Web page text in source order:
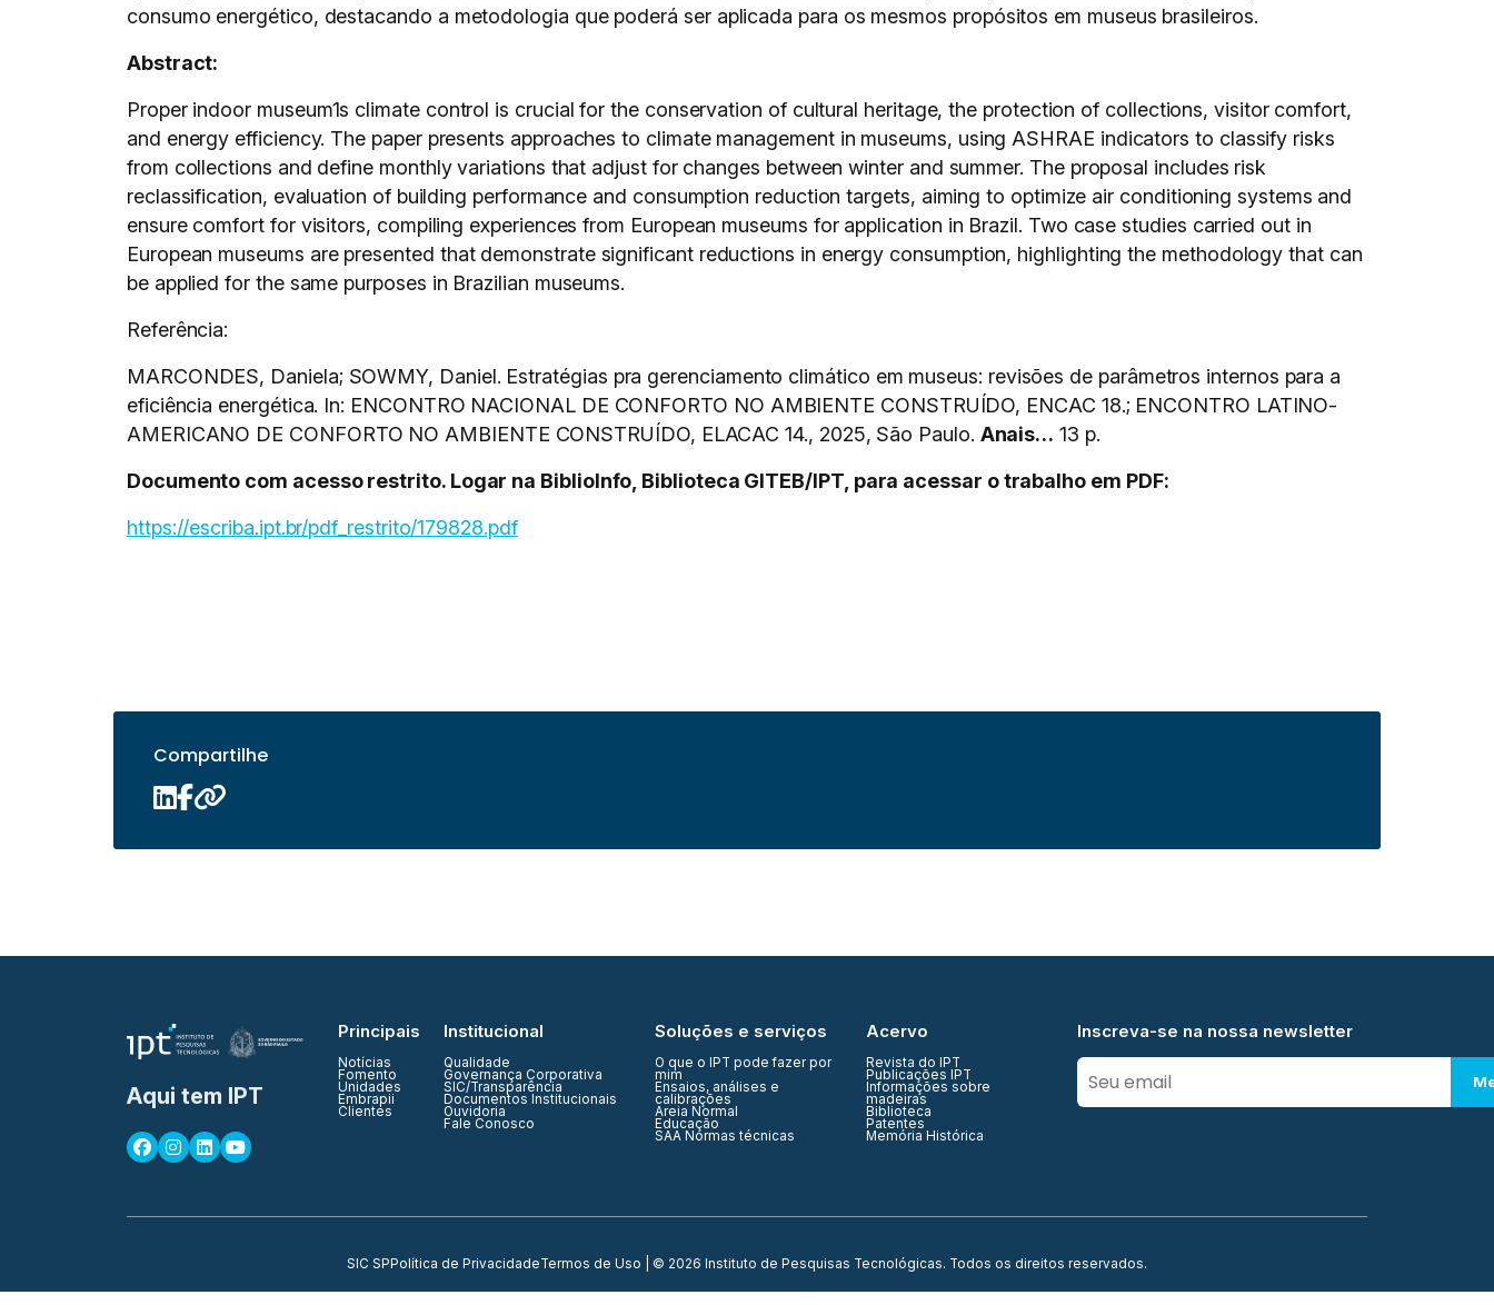
consumo energético, destacando a metodologia que poderá ser aplicada para os mesmos propósitos em museus brasileiros.
Abstract:
Proper indoor museum1s climate control is crucial for the conservation of cultural heritage, the protection of collections, visitor comfort,
and energy efficiency. The paper presents approaches to climate management in museums, using ASHRAE indicators to classify risks
from collections and define monthly variations that adjust for changes between winter and summer. The proposal includes risk
reclassification, evaluation of building performance and consumption reduction targets, aiming to optimize air conditioning systems and
ensure comfort for visitors, compiling experiences from European museums for application in Brazil. Two case studies carried out in
European museums are presented that demonstrate significant reductions in energy consumption, highlighting the methodology that can
be applied for the same purposes in Brazilian museums.
Referência:
MARCONDES, Daniela; SOWMY, Daniel. Estratégias pra gerenciamento climático em museus: revisões de parâmetros internos para a
eficiência energética. In: ENCONTRO NACIONAL DE CONFORTO NO AMBIENTE CONSTRUÍDO, ENCAC 18.; ENCONTRO LATINO-
AMERICANO DE CONFORTO NO AMBIENTE CONSTRUÍDO, ELACAC 14., 2025, São Paulo. Anais… 13 p.
Documento com acesso restrito. Logar na BiblioInfo, Biblioteca GITEB/IPT, para acessar o trabalho em PDF:
https://escriba.ipt.br/pdf_restrito/179828.pdf
Compartilhe
Aqui tem IPT
Principais
Notícias
Fomento
Unidades
Embrapii
Clientes
Institucional
Qualidade
Governança Corporativa
SIC/Transparência
Documentos Institucionais
Ouvidoria
Fale Conosco
Soluções e serviços
O que o IPT pode fazer por
mim
Ensaios, análises e
calibrações
Areia Normal
Educação
SAA Normas técnicas
Acervo
Revista do IPT
Publicações IPT
Informações sobre
madeiras
Biblioteca
Patentes
Memória Histórica
Inscreva-se na nossa newsletter
SIC SPPolítica de PrivacidadeTermos de Uso | © 2026 Instituto de Pesquisas Tecnológicas. Todos os direitos reservados.